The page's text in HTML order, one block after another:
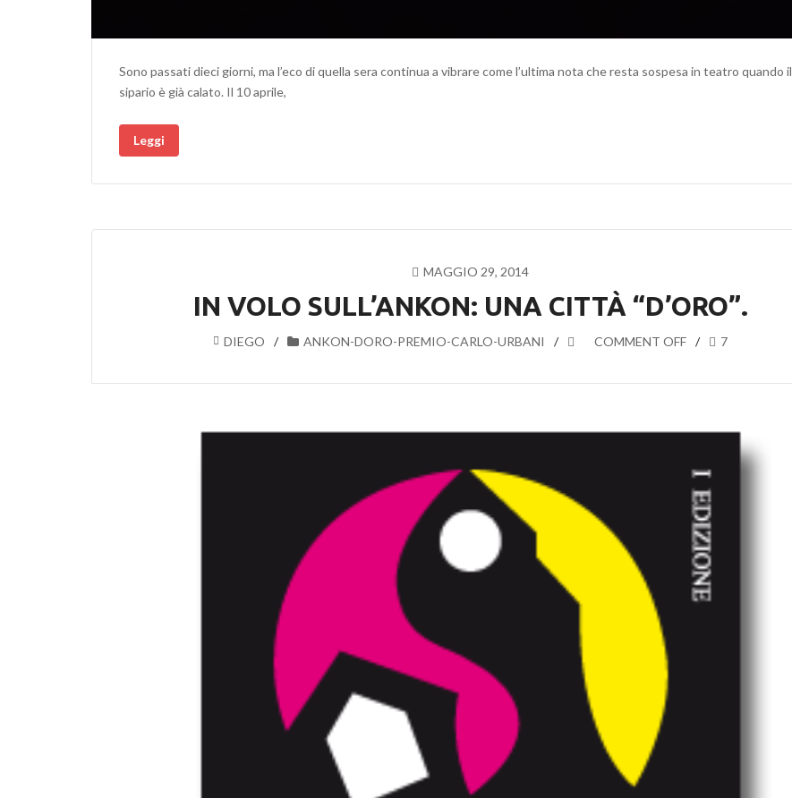
Sono passati dieci giorni, ma l’eco di quella sera continua a vibrare come l’ultima nota che resta sospesa in teatro quando il
sipario è già calato. Il 10 aprile,
Leggi
MAGGIO 29, 2014
IN VOLO SULL’ANKON: UNA CITTÀ “D’ORO”.
DIEGO ANKON-DORO-PREMIO-CARLO-URBANI COMMENT OFF 7